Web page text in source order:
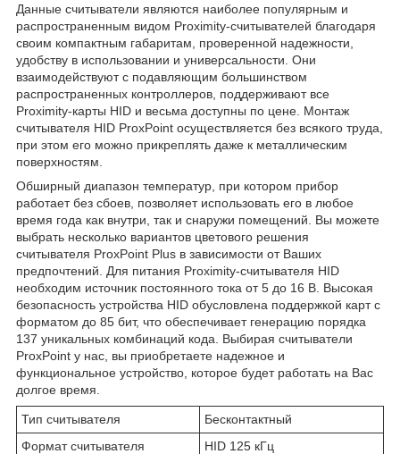
Данные считыватели являются наиболее популярным и
распространенным видом Proximity-считывателей благодаря
своим компактным габаритам, проверенной надежности,
удобству в использовании и универсальности. Они
взаимодействуют с подавляющим большинством
распространенных контроллеров, поддерживают все
Proximity-карты HID и весьма доступны по цене. Монтаж
считывателя HID ProxPoint осуществляется без всякого труда,
при этом его можно прикреплять даже к металлическим
поверхностям.
Обширный диапазон температур, при котором прибор
работает без сбоев, позволяет использовать его в любое
время года как внутри, так и снаружи помещений. Вы можете
выбрать несколько вариантов цветового решения
считывателя ProxPoint Plus в зависимости от Ваших
предпочтений. Для питания Proximity-считывателя HID
необходим источник постоянного тока от 5 до 16 В. Высокая
безопасность устройства HID обусловлена поддержкой карт с
форматом до 85 бит, что обеспечивает генерацию порядка
137 уникальных комбинаций кода. Выбирая считыватели
ProxPoint у нас, вы приобретаете надежное и
функциональное устройство, которое будет работать на Вас
долгое время.
Тип считывателя
Бесконтактный
Формат считывателя
HID 125 кГц